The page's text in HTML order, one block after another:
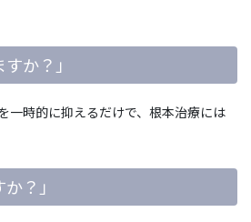
か？」
一時的に抑えるだけで、根本治療には
？」